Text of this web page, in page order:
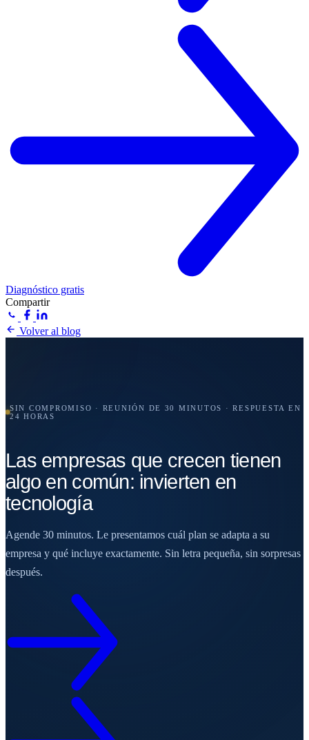
Diagnóstico gratis
Compartir
Volver al blog
SIN COMPROMISO · REUNIÓN DE 30 MINUTOS · RESPUESTA EN
24 HORAS
Las empresas que crecen tienen
algo en común: invierten en
tecnología
Agende 30 minutos. Le presentamos cuál plan se adapta a su
empresa y qué incluye exactamente. Sin letra pequeña, sin sorpresas
después.